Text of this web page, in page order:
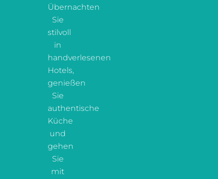
Übernachten
Sie
stilvoll
in
handverlesenen
Hotels,
genießen
Sie
authentische
Küche
und
gehen
Sie
mit